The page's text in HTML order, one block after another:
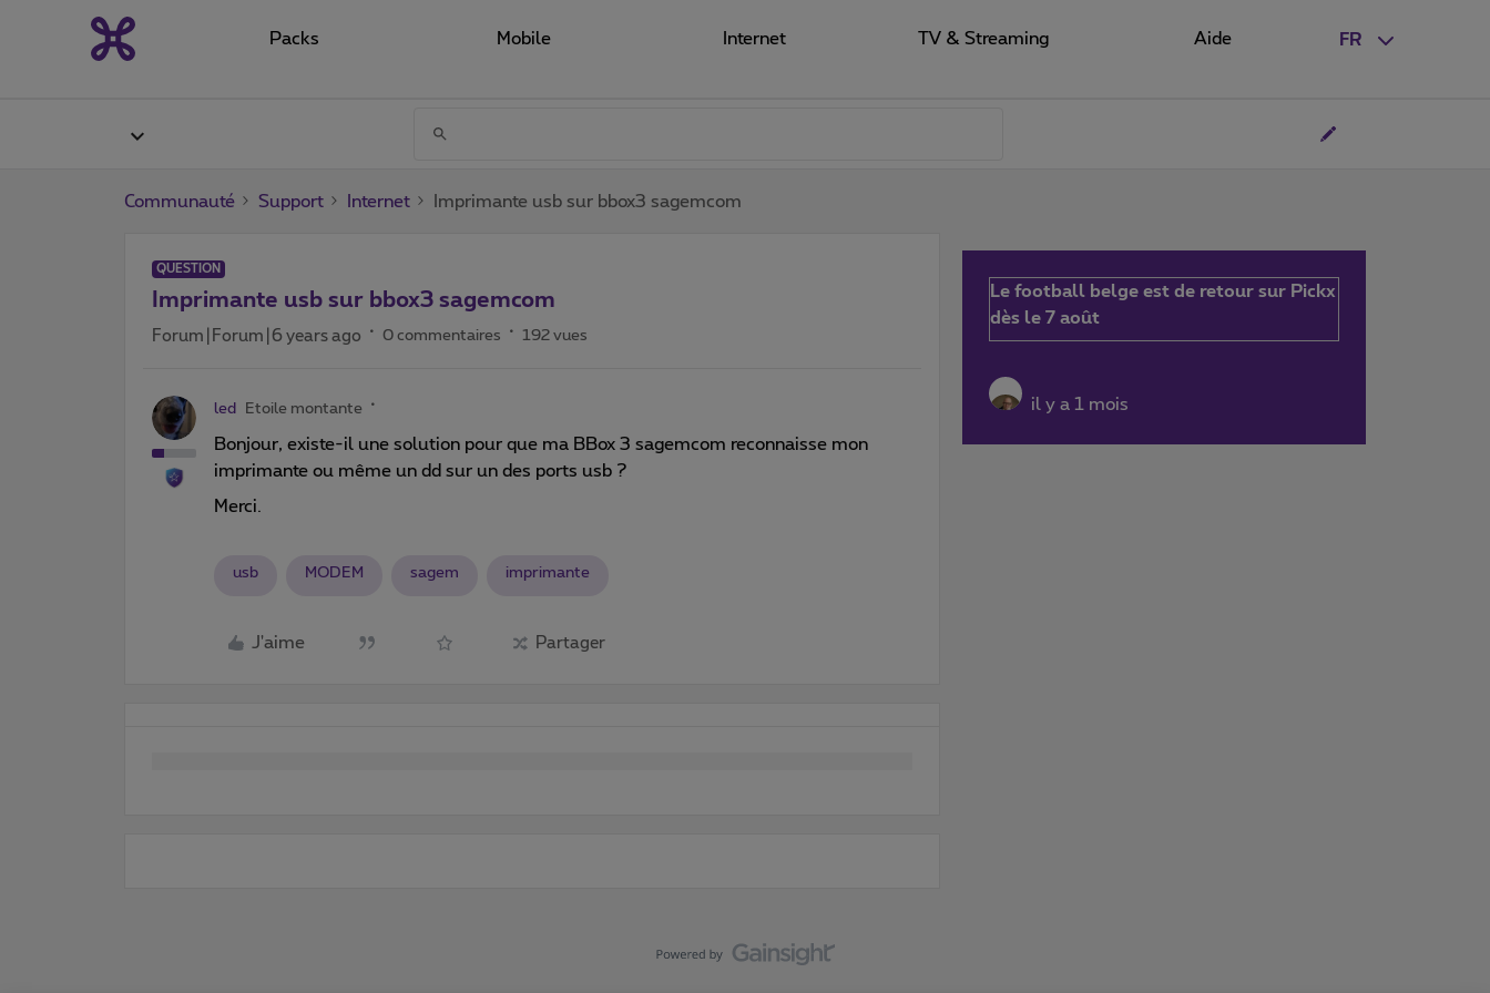
FR
Packs Mobile Internet TV & Streaming Aide
Communauté Support Internet Imprimante usb sur bbox3 sagemcom
QUESTION
Imprimante usb sur bbox3 sagemcom
Forum|Forum|6 years ago 0 commentaires 192 vues
led Etoile montante
Bonjour, existe-il une solution pour que ma BBox 3 sagemcom reconnaisse mon
imprimante ou même un dd sur un des ports usb ?
Merci.
usb MODEM sagem imprimante
J'aime Partager
Le football belge est de retour sur Pickx
dès le 7 août
il y a 1 mois